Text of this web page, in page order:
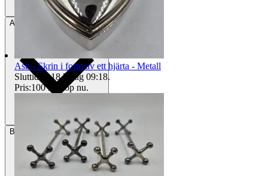
Avhämtning Bålsta, Sverige
Betalning Via Tradera
Ask - Skrin i form av ett hjärta - Metall
Sluttid
09:18 7 aug 09:18.
Pris:100 kr Köp nu.